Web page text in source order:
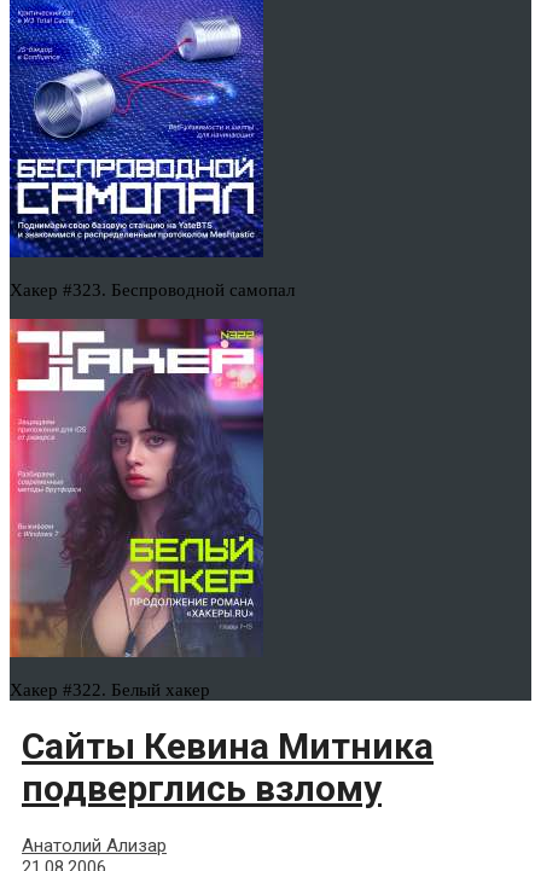
Хакер #323. Беспроводной самопал
Хакер #322. Белый хакер
Сайты Кевина Митника
подверглись взлому
Анатолий Ализар